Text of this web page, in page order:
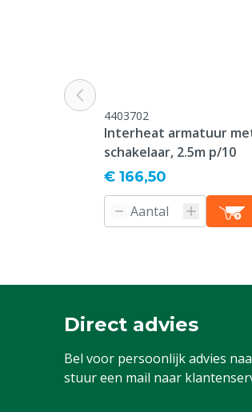
Dimbaar
Kleur
Soort warmtelamp
Vermogen
4403702
Interheat armatuur
schakelaar, 2.5m p/10
€ 166,50
Direct advies
Bel voor persoonlijk advies
stuur een mail naar